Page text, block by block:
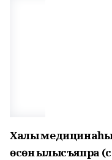
Халыҡ
өсөн ҡылысъяпраҡ